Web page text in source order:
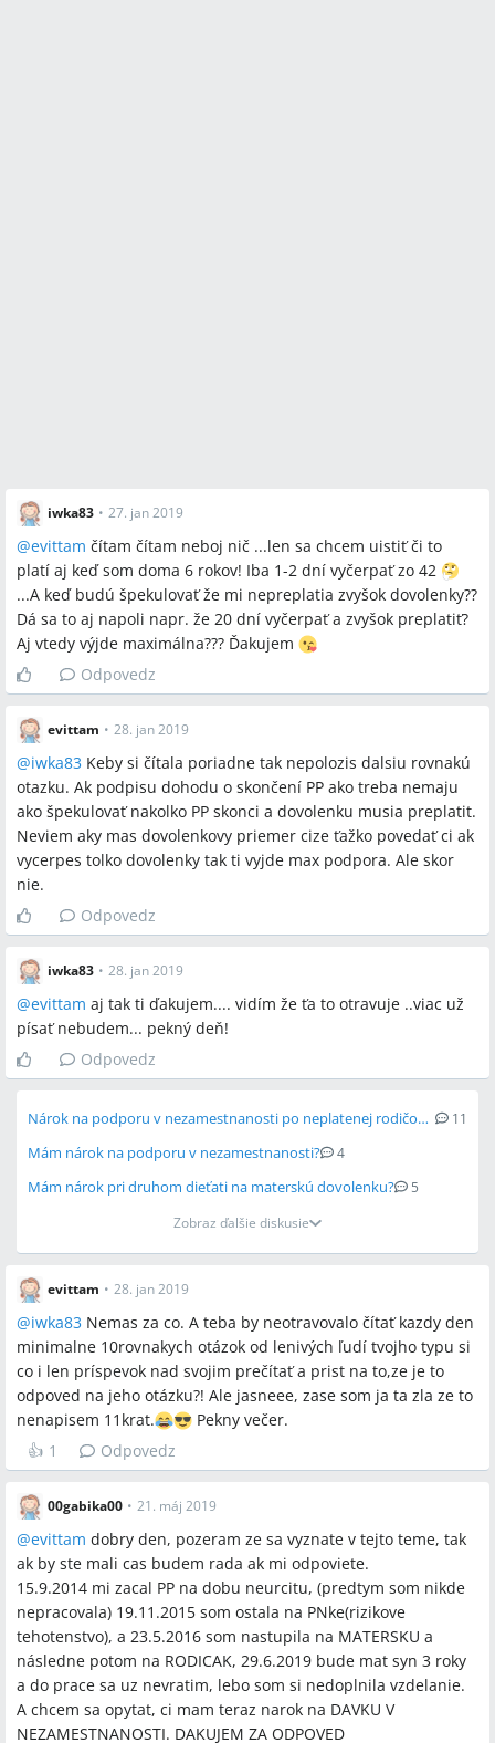
iwka83 • 27. jan 2019
@evittam čítam čítam neboj nič ...len sa chcem uistiť či to
platí aj keď som doma 6 rokov! Iba 1-2 dní vyčerpať zo 42
...A keď budú špekulovať že mi nepreplatia zvyšok dovolenky??
Dá sa to aj napoli napr. že 20 dní vyčerpať a zvyšok preplatiť?
Aj vtedy výjde maximálna??? Ďakujem
Odpovedz
evittam • 28. jan 2019
@iwka83 Keby si čítala poriadne tak nepolozis dalsiu rovnakú
otazku. Ak podpisu dohodu o skončení PP ako treba nemaju
ako špekulovať nakolko PP skonci a dovolenku musia preplatit.
Neviem aky mas dovolenkovy priemer cize ťažko povedať ci ak
vycerpes tolko dovolenky tak ti vyjde max podpora. Ale skor
nie.
Odpovedz
iwka83 • 28. jan 2019
@evittam aj tak ti ďakujem.... vidím že ťa to otravuje ..viac už
písať nebudem... pekný deň!
Odpovedz
Nárok na podporu v nezamestnanosti po neplatenej rodičovskej 11
Mám nárok na podporu v nezamestnanosti? 4
Mám nárok pri druhom dieťati na materskú dovolenku?
5
Zobraz ďalšie diskusie
evittam • 28. jan 2019
@iwka83 Nemas za co. A teba by neotravovalo čítať kazdy den
minimalne 10rovnakych otázok od lenivých ľudí tvojho typu si
co i len príspevok nad svojim prečítať a prist na to,ze je to
odpoved na jeho otázku?! Ale jasneee, zase som ja ta zla ze to
nenapisem 11krat.
Pekny večer.
👍 1 Odpovedz
00gabika00 • 21. máj 2019
@evittam dobry den, pozeram ze sa vyznate v tejto teme, tak
ak by ste mali cas budem rada ak mi odpoviete.
15.9.2014 mi zacal PP na dobu neurcitu, (predtym som nikde
nepracovala) 19.11.2015 som ostala na PNke(rizikove
tehotenstvo), a 23.5.2016 som nastupila na MATERSKU a
následne potom na RODICAK, 29.6.2019 bude mat syn 3 roky
a do prace sa uz nevratim, lebo som si nedoplnila vzdelanie.
A chcem sa opytat, ci mam teraz narok na DAVKU V
NEZAMESTNANOSTI. DAKUJEM ZA ODPOVED